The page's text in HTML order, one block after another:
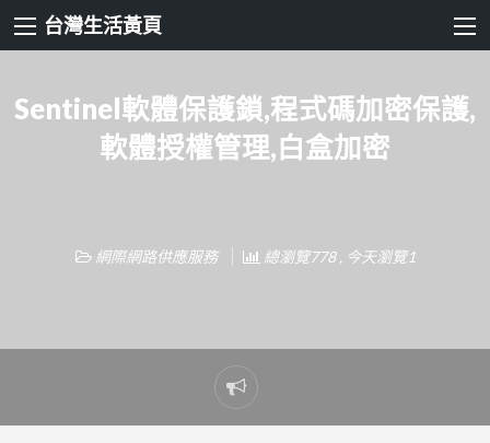
台灣生活黃頁
Sentinel軟體保護鎖,程式碼加密保護,
軟體授權管理,白盒加密
網際網路供應服務 總瀏覽778 , 今天瀏覽1
Report
problem